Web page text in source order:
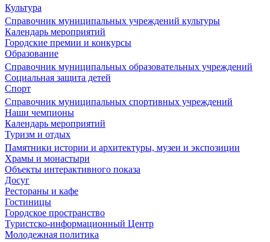
Культура
Справочник муниципальных учреждений культуры
Календарь мероприятий
Городские премии и конкурсы
Образование
Справочник муниципальных образовательных учреждений
Социальная защита детей
Спорт
Справочник муниципальных спортивных учреждений
Наши чемпионы
Календарь мероприятий
Туризм и отдых
Памятники истории и архитектуры, музеи и экспозиции
Храмы и монастыри
Объекты интерактивного показа
Досуг
Рестораны и кафе
Гостиницы
Городское пространство
Туристско-информационный Центр
Молодежная политика